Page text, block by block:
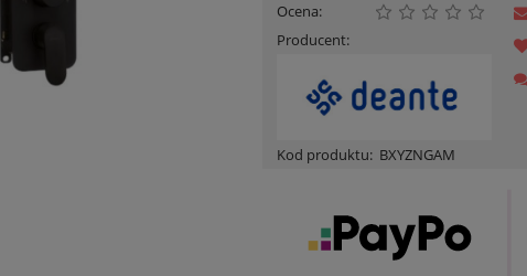
Ocena:
Producent:
Kod produktu: BXYZNGAM